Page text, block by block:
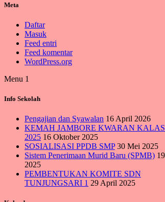
Meta
Daftar
Masuk
Feed entri
Feed komentar
WordPress.org
Menu 1
Info Sekolah
Pengajian dan Syawalan 16 April 2026
KEMAH JAMBORE KWARAN
2025 16 Oktober 2025
SOSIALISASI PPDB SMP 30 Mei 2025
Sistem Penerimaan Murid Baru (SPMB)
2025
PEMBENTUKAN KOMITE SDN
TUNJUNGSARI 1 29 April 2025